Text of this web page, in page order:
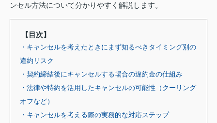
ンセル方法について分かりやすく解説します。
【目次】
・キャンセルを考えたときにまず知るべきタイミング別の
違約リスク
・契約締結後にキャンセルする場合の違約金の仕組み
・法律や特約を活用したキャンセルの可能性（クーリング
オフなど）
・キャンセルを考える際の実務的な対応ステップ